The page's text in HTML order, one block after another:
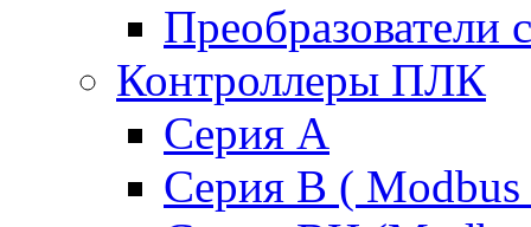
Преобразователи
Контроллеры ПЛК
Серия A
Серия В ( Modbus